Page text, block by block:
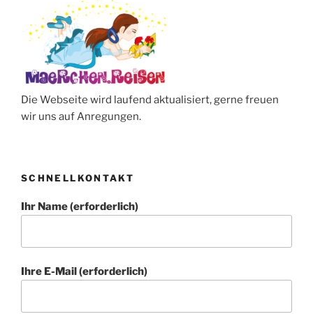
Die Webseite wird laufend aktualisiert, gerne freuen
wir uns auf Anregungen.
SCHNELLKONTAKT
Ihr Name (erforderlich)
Ihre E-Mail (erforderlich)